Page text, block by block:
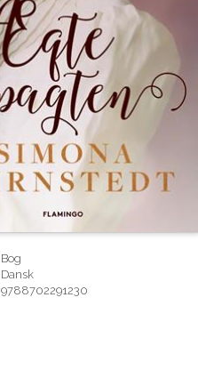
Bog
Dansk
9788702291230